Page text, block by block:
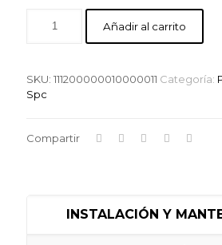
Añadir al carrito
SKU: 111200000010000011 Categoría:
Spc
Compartir
INSTALACIÓN Y